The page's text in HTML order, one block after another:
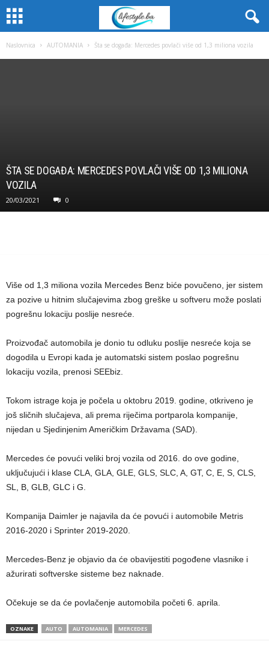
Naslovnica AUTOMANIA Šta se događa: Mercedes povlači više od 1,3 miliona vozila
ŠTA SE DOGAĐA: MERCEDES POVLAČI VIŠE OD 1,3 MILIONA
VOZILA
20/03/2021 0
Više od 1,3 miliona vozila Mercedes Benz biće povučeno, jer sistem
za pozive u hitnim slučajevima zbog greške u softveru može poslati
pogrešnu lokaciju poslije nesreće.
Proizvođač automobila je donio tu odluku poslije nesreće koja se
dogodila u Evropi kada je automatski sistem poslao pogrešnu
lokaciju vozila, prenosi SEEbiz.
Tokom istrage koja je počela u oktobru 2019. godine, otkriveno je
još sličnih slučajeva, ali prema riječima portparola kompanije,
nijedan u Sjedinjenim Američkim Državama (SAD).
Mercedes će povući veliki broj vozila od 2016. do ove godine,
uključujući i klase CLA, GLA, GLE, GLS, SLC, A, GT, C, E, S, CLS,
SL, B, GLB, GLC i G.
Kompanija Daimler je najavila da će povući i automobile Metris
2016-2020 i Sprinter 2019-2020.
Mercedes-Benz je objavio da će obavijestiti pogođene vlasnike i
ažurirati softverske sisteme bez naknade.
Očekuje se da će povlačenje automobila početi 6. aprila.
OZNAKE AUTO AUTOMANIA MERCEDES